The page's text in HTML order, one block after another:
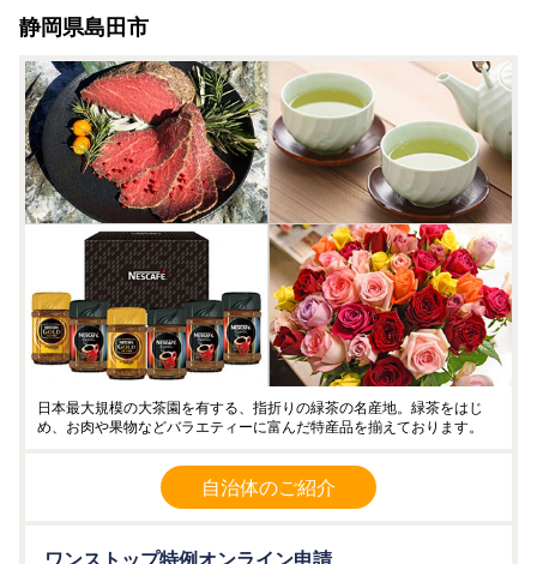
静岡県島田市
日本最大規模の大茶園を有する、指折りの緑茶の名産地。緑茶をはじ
め、お肉や果物などバラエティーに富んだ特産品を揃えております。
自治体のご紹介
ワンストップ特例オンライン申請